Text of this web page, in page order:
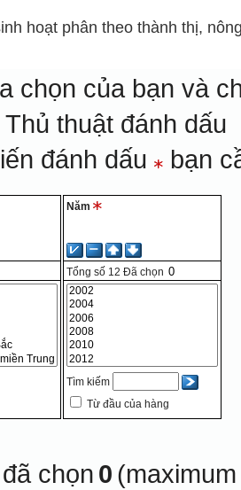
hoạt phân theo thành thị,
chọn của bạn và
Thủ thuật đánh dấu
đánh dấu bạn
Năm
Tổng số 12 Đã chọn
Tìm kiếm
Từ đầu của hàng
chọn 0